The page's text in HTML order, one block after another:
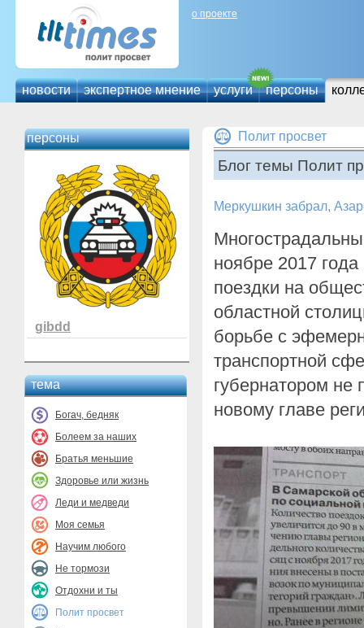
о проекте
новости экспертное мнение услуги персоны
персоны
gibdd
тема
Богач, бедняк
Болеем за наших
Братья меньшие
Здоровье или жизнь
Леди и медведи
Моя семья
Научим любого
Не тормози
Отдохни и ты
Полит просвет
Полит просвет
Блог темы Полит
Меркушкин забрал,
ноябре 2017
поездки на
областной
борьбе с
транспортной
губернатором не
новому главе